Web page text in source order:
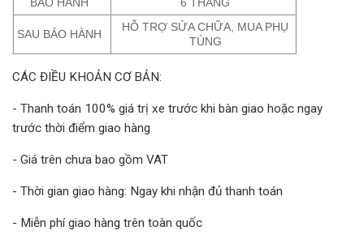
BẢO HÀNH
6 THÁNG
SAU BẢO HÀNH
HỖ TRỢ SỬA CHỮA, MUA PHỤ
TÙNG
CÁC ĐIỀU KHOẢN CƠ BẢN:
- Thanh toán 100% giá trị xe trước khi bàn giao hoặc ngay
trước thời điểm giao hàng
- Giá trên chưa bao gồm VAT
- Thời gian giao hàng: Ngay khi nhận đủ thanh toán
- Miễn phí giao hàng trên toàn quốc